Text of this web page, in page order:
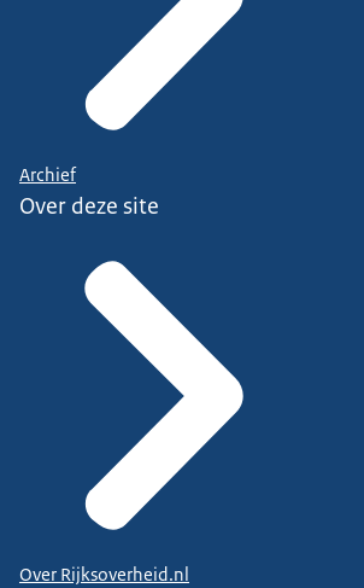
Archief
Over deze site
Over Rijksoverheid.nl